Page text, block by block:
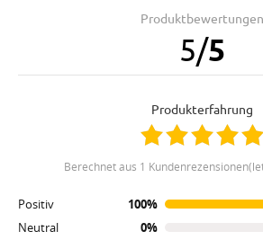
Produktbewertungen
5/5
Produkterfahrung
berechnet aus 1
Positiv
100%
Neutral
0%